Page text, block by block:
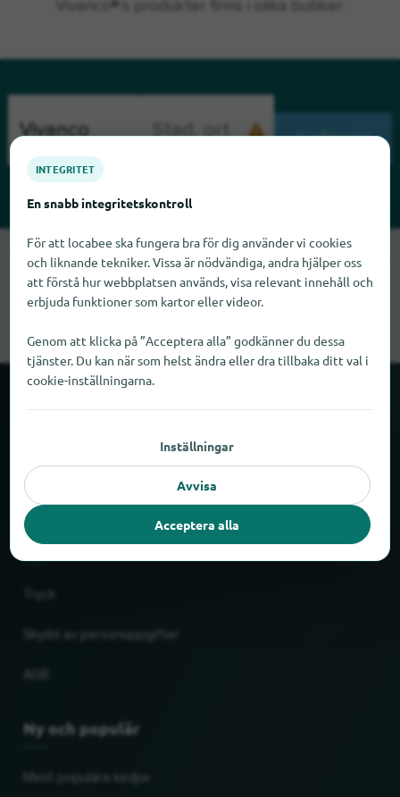
Vivanco®:s produkter finns i olika butiker.
SÖKNING
Tyvärr kan vi inte hitta Vivanco just nu. Om du vet var Vivanco
finns skulle vi bli glada om du meddelade oss det.
Om locabee
Partner
Rättslig
Ny och populär
INTEGRITET
En snabb integritetskontroll
För att locabee ska fungera bra för dig använder vi cookies
och liknande tekniker. Vissa är nödvändiga, andra hjälper oss
att förstå hur webbplatsen används, visa relevant innehåll och
erbjuda funktioner som kartor eller videor.
Genom att klicka på ”Acceptera alla” godkänner du dessa
tjänster. Du kan när som helst ändra eller dra tillbaka ditt val i
cookie-inställningarna.
Inställningar
Avvisa
Acceptera alla